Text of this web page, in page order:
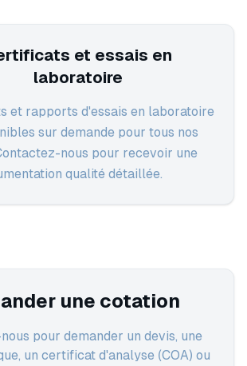
et essais en
laboratoire
et rapports d'essais en laboratoire
sur demande pour tous nos
nous pour recevoir une
qualité détaillée.
une cotation
pour demander un devis, une
un certificat d'analyse (COA) ou